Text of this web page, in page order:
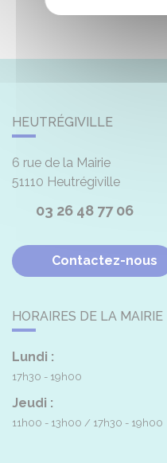
HEUTRÉGIVILLE
6 rue de la Mairie
51110 Heutrégiville
03 26 48 77 06
Contactez-nous
HORAIRES DE LA MAIRIE
Lundi :
17h30 - 19h00
Jeudi :
11h00 - 13h00 17h30 - 19h00